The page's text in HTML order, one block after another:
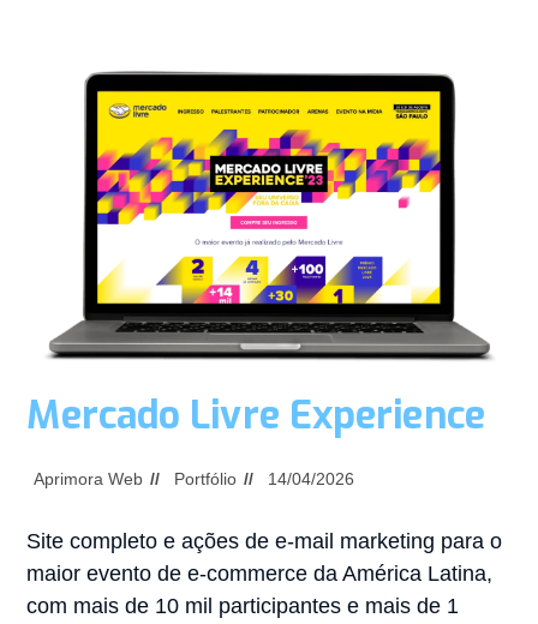
Mercado Livre Experience
Aprimora Web Portfólio 14/04/2026
Site completo e ações de e-mail marketing para o
maior evento de e-commerce da América Latina,
com mais de 10 mil participantes e mais de 1